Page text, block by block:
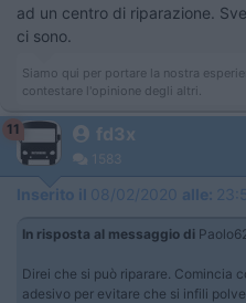
ad un centro di riparazione.
ci sono.
Siamo qui per portare la nostra
contestare l'opinione degli altri.
11 fd3x
1583
Inserito il 08/02/2020 alle:
In risposta al messaggio di
Direi che si può riparare. Comincia
adesivo per evitare che si infili